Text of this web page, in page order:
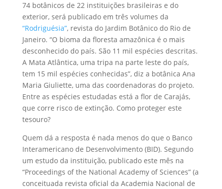
74 botânicos de 22 instituições brasileiras e do
exterior, será publicado em três volumes da
“Rodriguésia”, revista do Jardim Botânico do Rio de
Janeiro. “O bioma da floresta amazônica é o mais
desconhecido do país. São 11 mil espécies descritas.
A Mata Atlântica, uma tripa na parte leste do país,
tem 15 mil espécies conhecidas”, diz a botânica Ana
Maria Giuliette, uma das coordenadoras do projeto.
Entre as espécies estudadas está a flor de Carajás,
que corre risco de extinção. Como proteger este
tesouro?
Quem dá a resposta é nada menos do que o Banco
Interamericano de Desenvolvimento (BID). Segundo
um estudo da instituição, publicado este mês na
“Proceedings of the National Academy of Sciences” (a
conceituada revista oficial da Academia Nacional de